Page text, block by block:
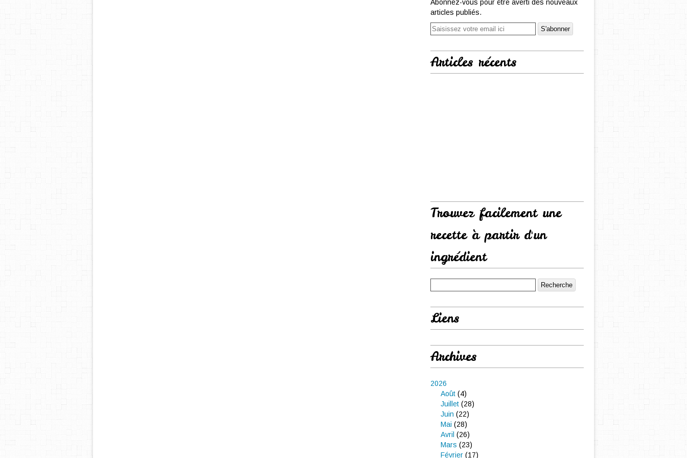
Abonnez-vous pour être averti des nouveaux
articles publiés.
Articles récents
Trouvez facilement une
recette à partir d'un
ingrédient
Liens
Archives
2026
Août (4)
Juillet (28)
Juin (22)
Mai (28)
Avril (26)
Mars (23)
Février (17)